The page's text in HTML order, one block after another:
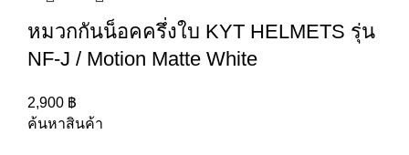
หมวกกันน็อคครึ่งใบ KYT HELMETS รุ่น
NF-J / Motion Matte White
2,900 ฿
ค้นหาสินค้า